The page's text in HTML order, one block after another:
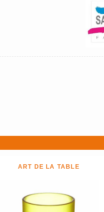
ART DE LA TABLE